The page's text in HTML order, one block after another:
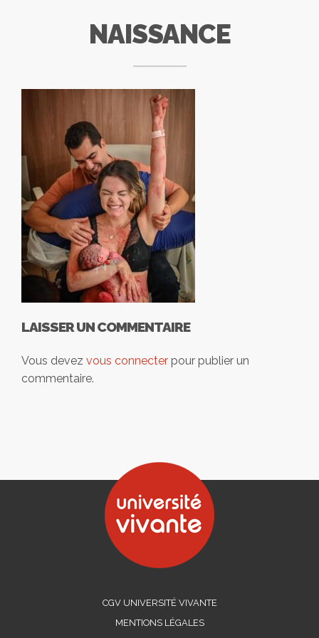
NAISSANCE
LAISSER UN COMMENTAIRE
Vous devez vous connecter pour publier un
commentaire.
CGV UNIVERSITÉ VIVANTE
MENTIONS LÉGALES